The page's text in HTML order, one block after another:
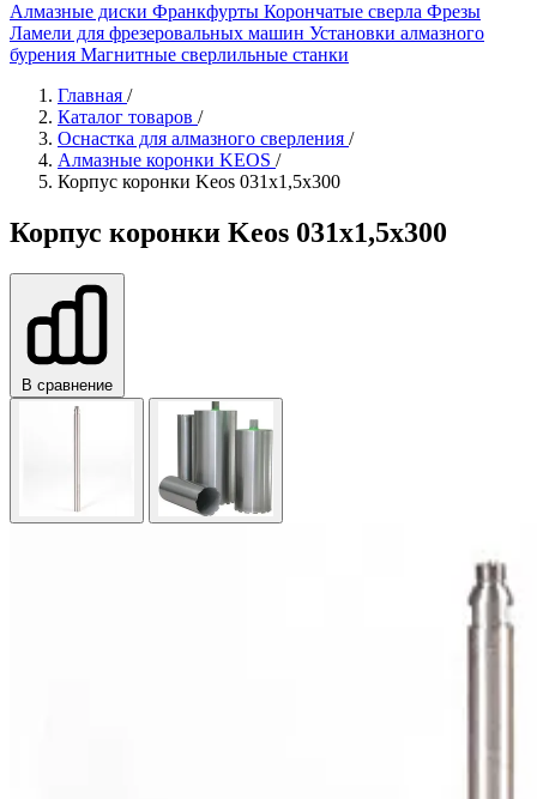
Алмазные диски Франкфурты Корончатые сверла Фрезы
Ламели для фрезеровальных машин Установки алмазного
бурения Магнитные сверлильные станки
Главная /
Каталог товаров /
Оснастка для алмазного сверления /
Алмазные коронки KEOS /
Корпус коронки Keos 031x1,5x300
Корпус коронки Keos 031x1,5x300
В сравнение